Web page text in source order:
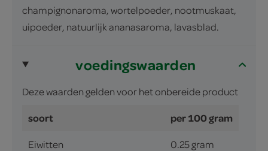
champignonaroma, wortelpoeder, nootmuskaat,
uipoeder, natuurlijk ananasaroma, lavasblad.
voedingswaarden
Deze waarden gelden voor het onbereide product
soort per 100 gram
Eiwitten 0.25 gram